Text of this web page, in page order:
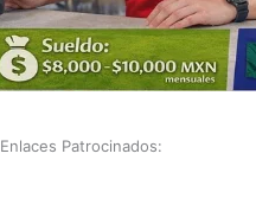
Enlaces Patrocinados: